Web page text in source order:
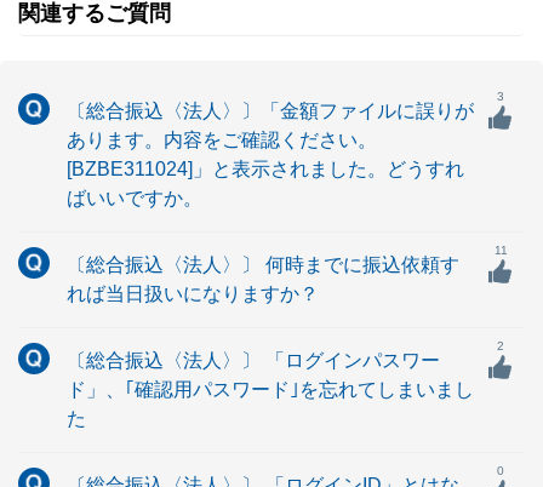
関連するご質問
〔総合振込〈法人〉〕「金額ファイルに誤りが
あります。内容をご確認ください。
[BZBE311024]」と表示されました。どうすれ
ばいいですか。
3
〔総合振込〈法人〉〕 何時までに振込依頼す
れば当日扱いになりますか？
11
〔総合振込〈法人〉〕 「ログインパスワー
ド」、｢確認用パスワード｣を忘れてしまいまし
た
2
0